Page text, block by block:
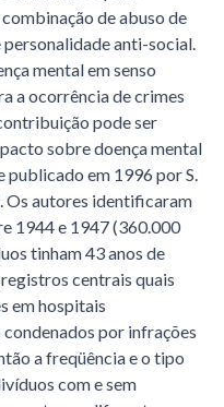
de abuso de
anti-social.
mental em senso
a ocorrência de crimes
pode ser
sobre doença mental
publicado em 1996 por S.
Os autores identificaram
1944 e 1947 (360.000
tinham 43 anos de
centrais quais
em hospitais
por infrações
a freqüência e o tipo
com e sem